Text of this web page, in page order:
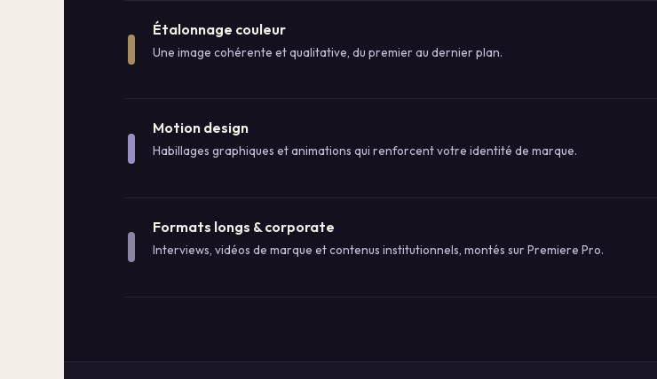
Étalonnage couleur
Une image cohérente et qualitative, du premier au dernier plan.
Motion design
Habillages graphiques et animations qui renforcent votre identité de marque.
Formats longs & corporate
Interviews, vidéos de marque et contenus institutionnels, montés sur Premiere Pro.